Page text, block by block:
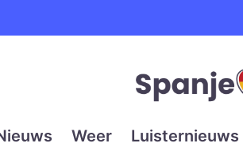
eerste en
Weer Luisternieuws